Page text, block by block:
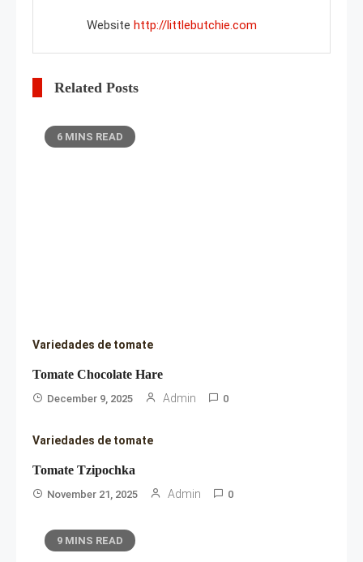
Website http://littlebutchie.com
Related Posts
6 MINS READ
Variedades de tomate
Tomate Chocolate Hare
December 9, 2025 Admin 0
Variedades de tomate
Tomate Tzipochka
November 21, 2025 Admin 0
9 MINS READ